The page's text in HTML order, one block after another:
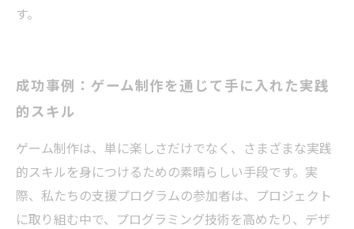
す。
成功事例：ゲーム制作を通じて手に入れた実践
的スキル
ゲーム制作は、単に楽しさだけでなく、さまざまな実践
的スキルを身につけるための素晴らしい手段です。実
際、私たちの支援プログラムの参加者は、プロジェクト
に取り組む中で、プログラミング技術を高めたり、デザ